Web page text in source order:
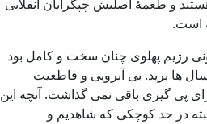
و طعمۀ اصلیش چپگرایان انقلابی
است.
رژیم پهلوی چنان سخت و کامل بود
ها برید. بی آبرویی و قاطعیت
پی گیری باقی نمی گذاشت. آنچه این
در حد کوچکی که شاهدیم و